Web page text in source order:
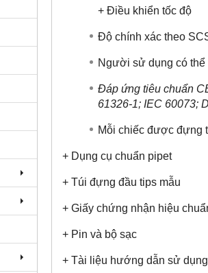
+ Điều khiển tốc độ
Độ chính xác theo
Người sử dụng có
Đáp ứng tiêu chuẩn
61326-1; IEC 60073;
Mỗi chiếc được đựng
+ Dụng cụ chuẩn pipet
+ Túi đựng đầu tips mẫu
+ Giấy chứng nhận hiệu
+ Pin và bộ sạc
+ Tài liệu hướng dẫn sử dụng